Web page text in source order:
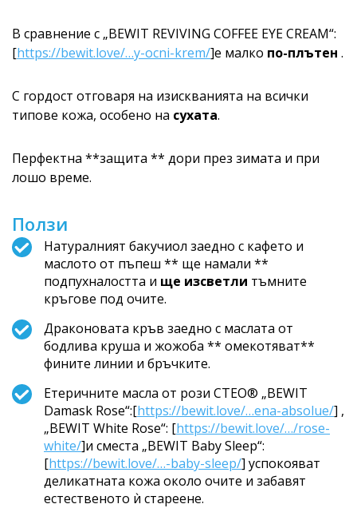
В сравнение с „BEWIT REVIVING COFFEE EYE CREAM“:
[https://bewit.love/…y-ocni-krem/]е малко по-плътен .
С гордост отговаря на изискванията на всички
типове кожа, особено на сухата.
Перфектна **защита ** дори през зимата и при
лошо време.
Ползи
Натуралният бакучиол заедно с кафето и
маслото от пъпеш ** ще намали **
подпухналостта и ще изсветли тъмните
кръгове под очите.
Драконовата кръв заедно с маслата от
бодлива круша и жожоба ** омекотяват**
фините линии и бръчките.
Етеричните масла от рози CTEO® „BEWIT
Damask Rose“:[https://bewit.love/…ena-absolue/] ,
„BEWIT White Rose“: [https://bewit.love/…/rose-
white/]и сместа „BEWIT Baby Sleep“:
[https://bewit.love/…-baby-sleep/] успокояват
деликатната кожа около очите и забавят
естественото ѝ стареене.